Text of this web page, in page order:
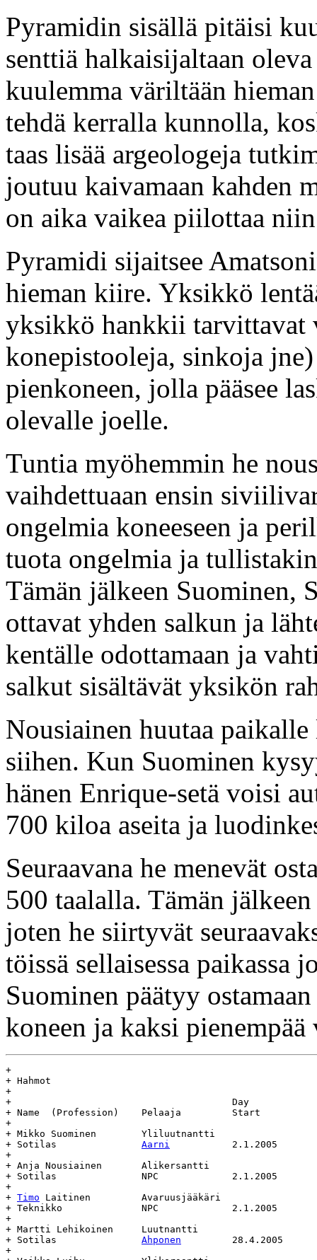
Pyramidin sisällä pitäisi
senttiä halkaisijaltaan
kuulemma väriltään
tehdä kerralla kunnolla,
taas lisää argeologeja
joutuu kaivamaan kahden
on aika vaikea piilottaa
Pyramidi sijaitsee
hieman kiire. Yksikkö
yksikkö hankkii tarvittavat
konepistooleja, sinkoja
pienkoneen, jolla pääsee
olevalle joelle.
Tuntia myöhemmin he
vaihdettuaan ensin
ongelmia koneeseen ja
tuota ongelmia ja
Tämän jälkeen Suominen,
ottavat yhden salkun ja
kentälle odottamaan ja
salkut sisältävät yksikön
Nousiainen huutaa
siihen. Kun Suominen
hänen Enrique-setä voisi
700 kiloa aseita ja
Seuraavana he menevät
500 taalalla. Tämän
joten he siirtyvät
töissä sellaisessa paikassa
Suominen päätyy
koneen ja kaksi pienempää
+
+ Hahmot
+
+					Day				Age
+ Name	(Profession)	Pelaaja		Start		End		(days)
+
+ Mikko Suominen	Yliluutnantti			Yliluutnantti
Aarni
+
+ Anja Nousiainen	Alikersantti			Alikersantti
+ Sotilas		NPC		2.1.2005	-		-
+
+ Timo Laitinen		Avaruusjääkäri			Avaruusjääkäri
+ Teknikko		NPC		2.1.2005	-		-
+
+ Martti Lehikoinen	Luutnantti			Luutnantti
Ahponen
+